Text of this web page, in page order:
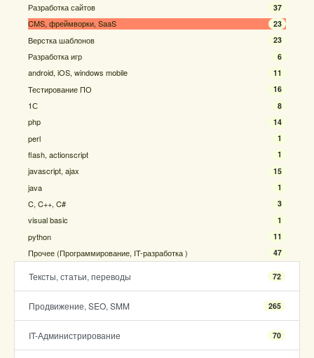
Разработка сайтов 37
CMS, фреймворки, SaaS 23
Верстка шаблонов 23
Разработка игр 6
android, iOS, windows mobile 11
Тестирование ПО 16
1С 8
php 14
perl 1
flash, actionscript 1
javascript, ajax 15
java 1
C, C++, C# 3
visual basic 1
python 11
Прочее (Программирование, IT-разработка ) 47
Тексты, статьи, переводы 72
Продвижение, SEO, SMM 265
IT-Администрирование 70